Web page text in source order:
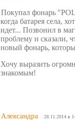
Покупал фонарь
когда батарея села,
идет... Позвонил в
проблему и сказали,
новый фонарь,
Хочу выразить
знакомым!
Александра 28.11.2014 в